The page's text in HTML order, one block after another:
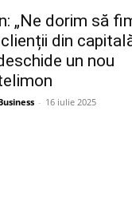
„Ne dorim să
din
un nou
- 16 iulie 2025